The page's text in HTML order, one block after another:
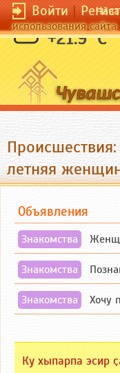
Войти|
использования сайта
+21.9 °C
летняя
Объявления
Знакомства Женщина (65 -
Знакомства
Знакомства Хочу
Ку хыпарпа эсир